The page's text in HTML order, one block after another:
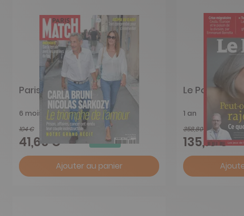
Paris Match
6 mois
104 €
41,65 € -60%
Ajouter au panier
Le Point
1 an
358,80 €
135,15 €